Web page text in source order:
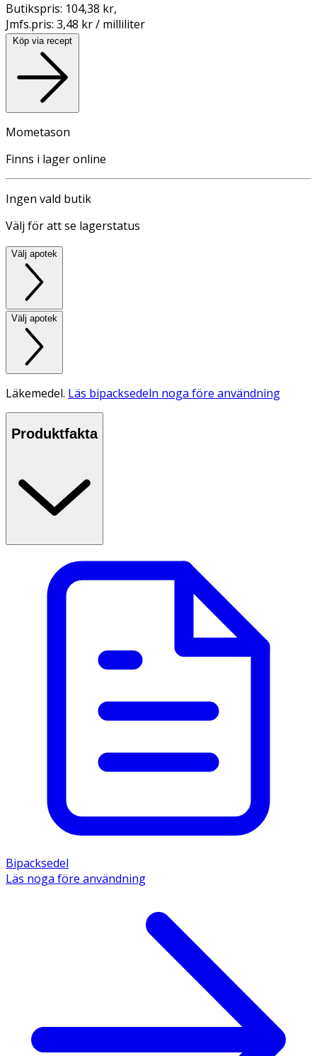
Butikspris: 104,38 kr,
Jmfs.pris: 3,48 kr / milliliter
Köp via recept
Mometason
Finns i lager online
Ingen vald butik
Välj för att se lagerstatus
Välj apotek
Välj apotek
Läkemedel. Läs bipacksedeln noga före användning
Produktfakta
Bipacksedel
Läs noga före användning